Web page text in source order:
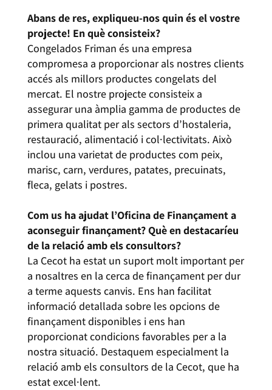
Abans de res, expliqueu-nos quin és el vostre
projecte! En què consisteix?
Congelados Friman és una empresa
compromesa a proporcionar als nostres clients
accés als millors productes congelats del
mercat. El nostre projecte consisteix a
assegurar una àmplia gamma de productes de
primera qualitat per als sectors d’hostaleria,
restauració, alimentació i col·lectivitats. Això
inclou una varietat de productes com peix,
marisc, carn, verdures, patates, precuinats,
fleca, gelats i postres.
Com us ha ajudat l’Oficina de Finançament a
aconseguir finançament? Què en destacaríeu
de la relació amb els consultors?
La Cecot ha estat un suport molt important per
a nosaltres en la cerca de finançament per dur
a terme aquests canvis. Ens han facilitat
informació detallada sobre les opcions de
finançament disponibles i ens han
proporcionat condicions favorables per a la
nostra situació. Destaquem especialment la
relació amb els consultors de la Cecot, que ha
estat excel·lent.